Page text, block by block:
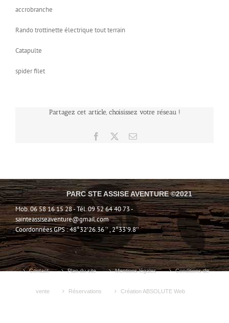
accrobranche
Rando trottinette électrique tout terrain
Catapulte
spider filet
Partagez cet article, choisissez votre réseau !
Facebook Email
PARC STE ASSISE AVENTURE ©2021
Mob. 06 58 16 15 28 - Tél. 09 52 64 40 73 -
sainteassiseaventure@gmail.com
Coordonnées GPS : 48°32’26.36 ‘’ , 2°33’9.8’’
Contact Plan du site Mentions légales Conditions de
vente Réservations Création ABSOLUTE Web